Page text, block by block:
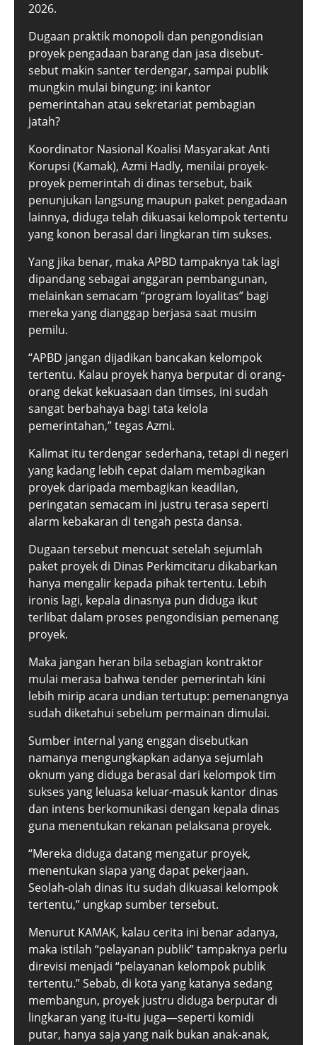
2026.
Dugaan praktik monopoli dan pengondisian
proyek pengadaan barang dan jasa disebut-
sebut makin santer terdengar, sampai publik
mungkin mulai bingung: ini kantor
pemerintahan atau sekretariat pembagian
jatah?
Koordinator Nasional Koalisi Masyarakat Anti
Korupsi (Kamak), Azmi Hadly, menilai proyek-
proyek pemerintah di dinas tersebut, baik
penunjukan langsung maupun paket pengadaan
lainnya, diduga telah dikuasai kelompok tertentu
yang konon berasal dari lingkaran tim sukses.
Yang jika benar, maka APBD tampaknya tak lagi
dipandang sebagai anggaran pembangunan,
melainkan semacam “program loyalitas” bagi
mereka yang dianggap berjasa saat musim
pemilu.
“APBD jangan dijadikan bancakan kelompok
tertentu. Kalau proyek hanya berputar di orang-
orang dekat kekuasaan dan timses, ini sudah
sangat berbahaya bagi tata kelola
pemerintahan,” tegas Azmi.
Kalimat itu terdengar sederhana, tetapi di negeri
yang kadang lebih cepat dalam membagikan
proyek daripada membagikan keadilan,
peringatan semacam ini justru terasa seperti
alarm kebakaran di tengah pesta dansa.
Dugaan tersebut mencuat setelah sejumlah
paket proyek di Dinas Perkimcitaru dikabarkan
hanya mengalir kepada pihak tertentu. Lebih
ironis lagi, kepala dinasnya pun diduga ikut
terlibat dalam proses pengondisian pemenang
proyek.
Maka jangan heran bila sebagian kontraktor
mulai merasa bahwa tender pemerintah kini
lebih mirip acara undian tertutup: pemenangnya
sudah diketahui sebelum permainan dimulai.
Sumber internal yang enggan disebutkan
namanya mengungkapkan adanya sejumlah
oknum yang diduga berasal dari kelompok tim
sukses yang leluasa keluar-masuk kantor dinas
dan intens berkomunikasi dengan kepala dinas
guna menentukan rekanan pelaksana proyek.
“Mereka diduga datang mengatur proyek,
menentukan siapa yang dapat pekerjaan.
Seolah-olah dinas itu sudah dikuasai kelompok
tertentu,” ungkap sumber tersebut.
Menurut KAMAK, kalau cerita ini benar adanya,
maka istilah “pelayanan publik” tampaknya perlu
direvisi menjadi “pelayanan kelompok publik
tertentu.” Sebab, di kota yang katanya sedang
membangun, proyek justru diduga berputar di
lingkaran yang itu-itu juga—seperti komidi
putar, hanya saja yang naik bukan anak-anak,